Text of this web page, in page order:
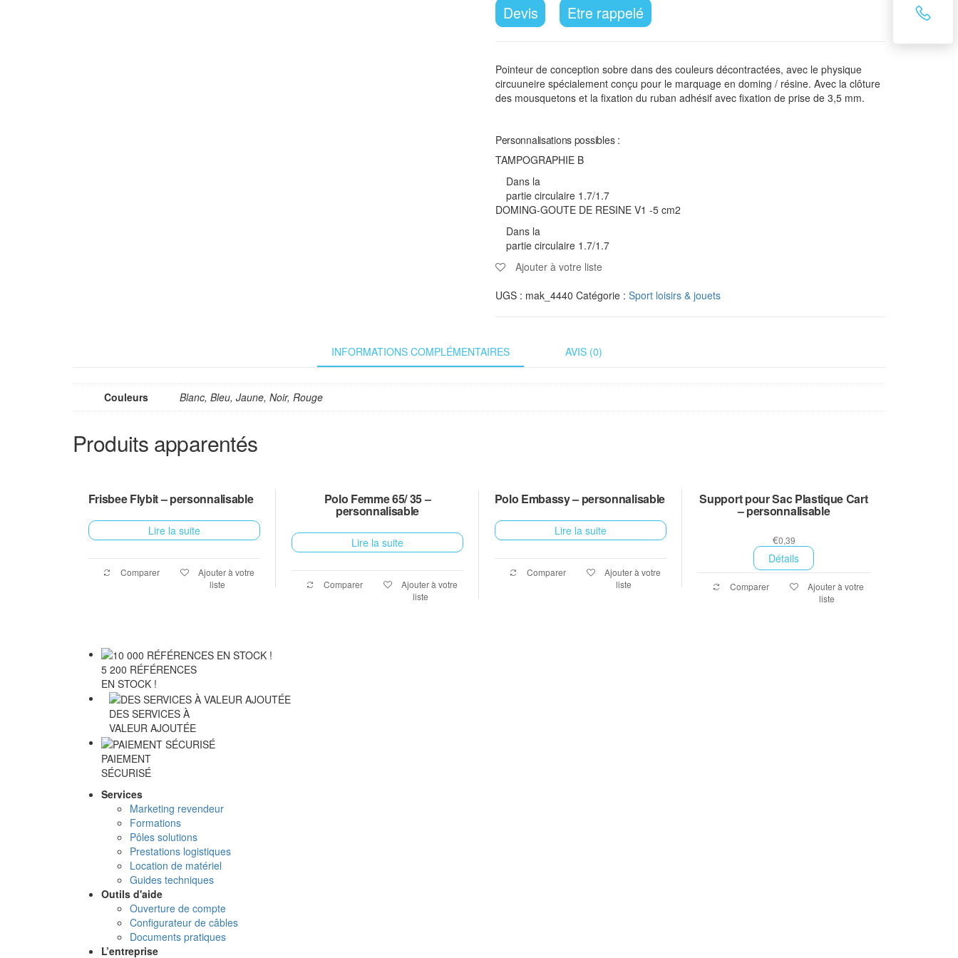
Devis Etre rappelé
Pointeur de conception sobre dans des couleurs décontractées, avec le physique
circuuneire spécialement conçu pour le marquage en doming / résine. Avec la clôture
des mousquetons et la fixation du ruban adhésif avec fixation de prise de 3,5 mm.
Personnalisations possibles :
TAMPOGRAPHIE B
Dans la
partie circulaire 1.7/1.7
DOMING-GOUTE DE RESINE V1 -5 cm2
Dans la
partie circulaire 1.7/1.7
Ajouter à votre liste
UGS : mak_4440 Catégorie : Sport loisirs & jouets
INFORMATIONS COMPLÉMENTAIRES AVIS (0)
Couleurs Blanc, Bleu, Jaune, Noir, Rouge
Produits apparentés
Frisbee Flybit – personnalisable
Lire la suite
Comparer
Ajouter à votre
liste
Polo Femme 65/ 35 –
personnalisable
Lire la suite
Comparer
Ajouter à votre
liste
Polo Embassy – personnalisable
Lire la suite
Comparer
Ajouter à votre
liste
Support pour Sac Plastique Cart
– personnalisable
€0,39
Détails
Comparer
Ajouter à votre
liste
5 200 RÉFÉRENCES
EN STOCK !
DES SERVICES À
VALEUR AJOUTÉE
PAIEMENT
SÉCURISÉ
Services
Marketing revendeur
Formations
Pôles solutions
Prestations logistiques
Location de matériel
Guides techniques
Outils d'aide
Ouverture de compte
Configurateur de câbles
Documents pratiques
L’entreprise